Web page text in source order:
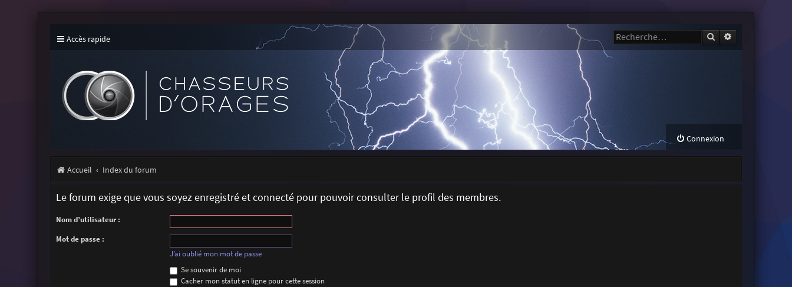
Accès rapide Rechercher
Connexion
Accueil Index du forum
Le forum exige que vous soyez enregistré et connecté pour pouvoir consulter le profil des membres.
Nom d’utilisateur :
Mot de passe :
J’ai oublié mon mot de passe
Se souvenir de moi
Cacher mon statut en ligne pour cette session